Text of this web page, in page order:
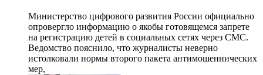
Министерство цифрового развития России официально
опровергло информацию о якобы готовящемся запрете
на регистрацию детей в социальных сетях через СМС.
Ведомство пояснило, что журналисты неверно
истолковали нормы второго пакета антимошеннических
мер,